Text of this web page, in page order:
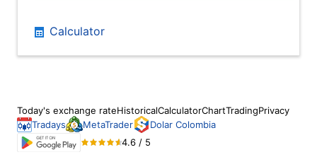
Calculator
Today's exchange rateHistoricalCalculatorChartTradingPrivacy
Tradays
MetaTrader
Dolar Colombia
4.6 / 5